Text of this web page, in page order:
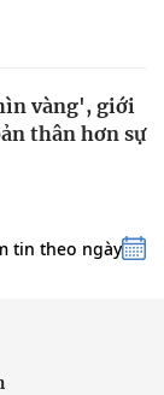
vàng', giới
thân hơn sự
tin theo ngày